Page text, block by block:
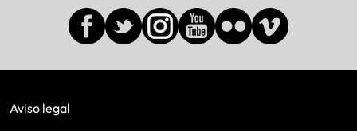
Aviso legal